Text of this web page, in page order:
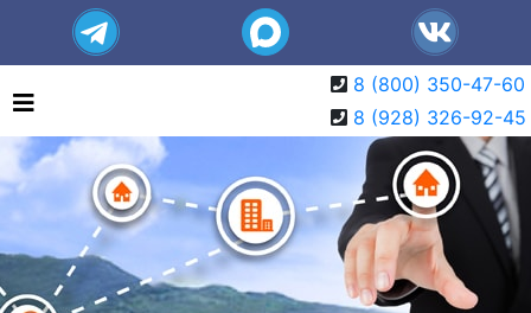
8 (800) 350-47-60
8 (928) 326-92-45